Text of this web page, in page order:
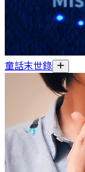
童話末世錄